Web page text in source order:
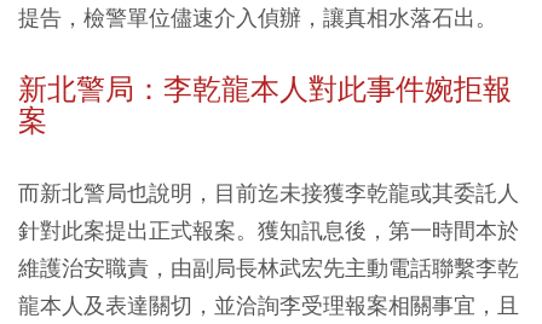
提告，檢警單位儘速介入偵辦，讓真相水落石出。
新北警局：李乾龍本人對此事件婉拒報
案
而新北警局也說明，目前迄未接獲李乾龍或其委託人
針對此案提出正式報案。獲知訊息後，第一時間本於
維護治安職責，由副局長林武宏先主動電話聯繫李乾
龍本人及表達關切，並洽詢李受理報案相關事宜，且